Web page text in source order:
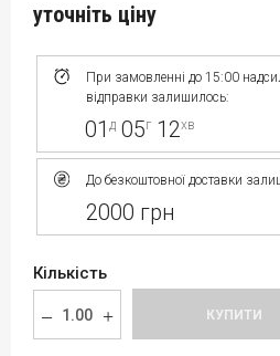
При замовленні до 15:00
відправки залишилось:
01д 05г 12хв
До безкоштовної доставки
2000 грн
уточніть ціну
Кількість
КУПИТИ